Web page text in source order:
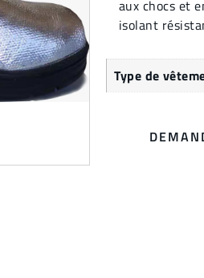
aux chocs et
isolant
Type de